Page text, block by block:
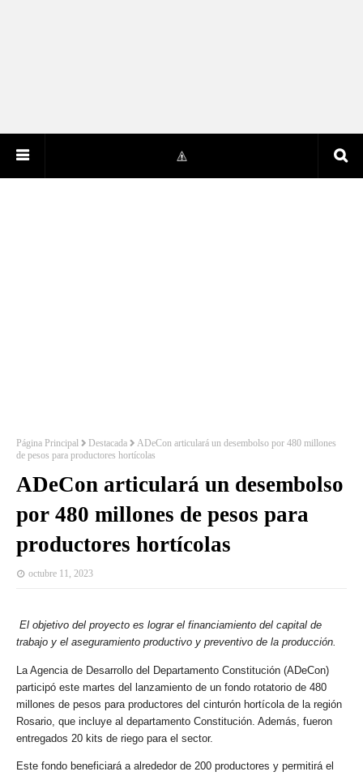
Página Principal Destacada
ADeCon articulará un desembolso por 480 millones
de pesos para productores hortícolas
ADeCon articulará un desembolso
por 480 millones de pesos para
productores hortícolas
octubre 11, 2023
El objetivo del proyecto es lograr el financiamiento del capital de
trabajo y el aseguramiento productivo y preventivo de la producción.
La Agencia de Desarrollo del Departamento Constitución (ADeCon)
participó este martes del lanzamiento de un fondo rotatorio de 480
millones de pesos para productores del cinturón hortícola de la región
Rosario, que incluye al departamento Constitución. Además, fueron
entregados 20 kits de riego para el sector.
Este fondo beneficiará a alrededor de 200 productores y permitirá el